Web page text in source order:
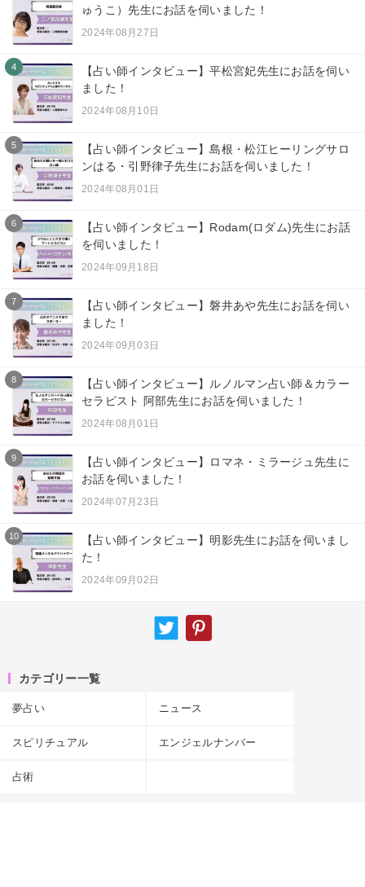
ゅうこ）先生にお話を伺いました！
2024年08月27日
4
【占い師インタビュー】平松宮妃先生にお話を伺い
ました！
2024年08月10日
5
【占い師インタビュー】島根・松江ヒーリングサロ
ンはる・引野律子先生にお話を伺いました！
2024年08月01日
6
【占い師インタビュー】Rodam(ロダム)先生にお話
を伺いました！
2024年09月18日
7
【占い師インタビュー】磐井あや先生にお話を伺い
ました！
2024年09月03日
8
【占い師インタビュー】ルノルマン占い師＆カラー
セラピスト 阿部先生にお話を伺いました！
2024年08月01日
9
【占い師インタビュー】ロマネ・ミラージュ先生に
お話を伺いました！
2024年07月23日
10
【占い師インタビュー】明影先生にお話を伺いまし
た！
2024年09月02日
カテゴリー一覧
夢占い ニュース
スピリチュアル エンジェルナンバー
占術